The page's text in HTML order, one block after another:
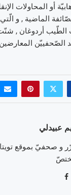
أو المحاولات
الصّائفة الماضية , و
الطّيب أردوغان ,
الصّحفييّن
عبيدلي
و صحفيّ بموقع